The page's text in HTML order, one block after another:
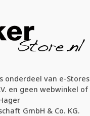
onderdeel van e-Stores
en geen webwinkel of
GmbH & Co. KG.